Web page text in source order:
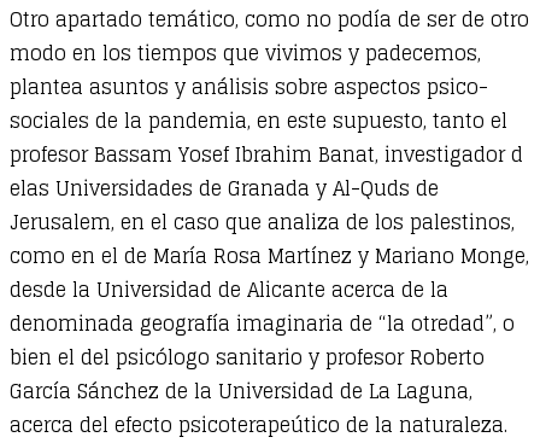
Otro apartado temático, como no podía de ser de otro
modo en los tiempos que vivimos y padecemos,
plantea asuntos y análisis sobre aspectos psico-
sociales de la pandemia, en este supuesto, tanto el
profesor Bassam Yosef Ibrahim Banat, investigador d
elas Universidades de Granada y Al-Quds de
Jerusalem, en el caso que analiza de los palestinos,
como en el de María Rosa Martínez y Mariano Monge,
desde la Universidad de Alicante acerca de la
denominada geografía imaginaria de “la otredad”, o
bien el del psicólogo sanitario y profesor Roberto
García Sánchez de la Universidad de La Laguna,
acerca del efecto psicoterapeútico de la naturaleza.